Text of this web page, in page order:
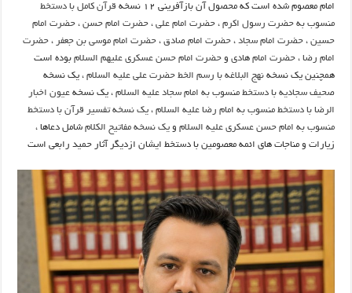
امام معصوم شده است که محصول آن بازآفرینی ۱۲ نسخه
قرآن کامل با دستخط
منسوب به حضرت رسول اکرم ،حضرت امام علی ،حضرت امام حسن ،حضرت امام
حسین ،حضرت امام سجاد،حضرت امام صادق ،حضرت امام موسی بن جعفر،حضرت
امام رضا ،حضرت امام هادی وحضرت امام حسن عسکری علیهم السلام بوده است
همچنین یک نسخهنهج البلاغه با رسم الخط حضرت علی علیه السلام ، یک نسخه
صحیف سجادیه با دستخط منسوب به امام سجاد علیه السلام ، یک نسخهعیون اخبار
الرضا با دستخط منسوب به امام رضا علیه السلام،یک نسخه تفسیر قرآن با دستخط
منسوب به امام حسن عسکری علیه السلام ویک نسخه مفاتیح الکلامشامل دعاها ،
زیارات و مناجات های ائمه معصومین با دستخط ایشان ازدیگر آثار حمید رابعی است